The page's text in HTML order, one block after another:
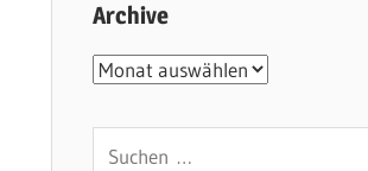
Archive
Archive